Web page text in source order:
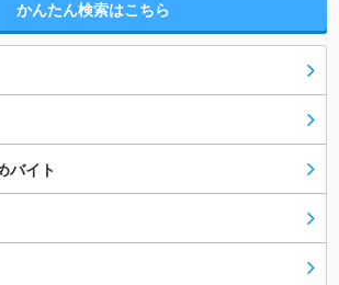
かんたん検索はこちら
バイト